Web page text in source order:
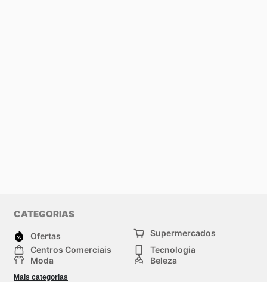
CATEGORIAS
Ofertas
Supermercados
Centros Comerciais
Tecnologia
Moda
Beleza
Mais categorias